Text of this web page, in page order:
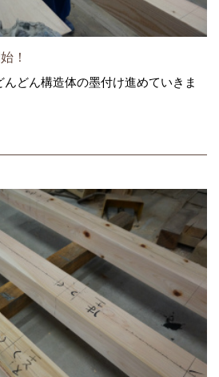
！
どん構造体の墨付け進めていきま